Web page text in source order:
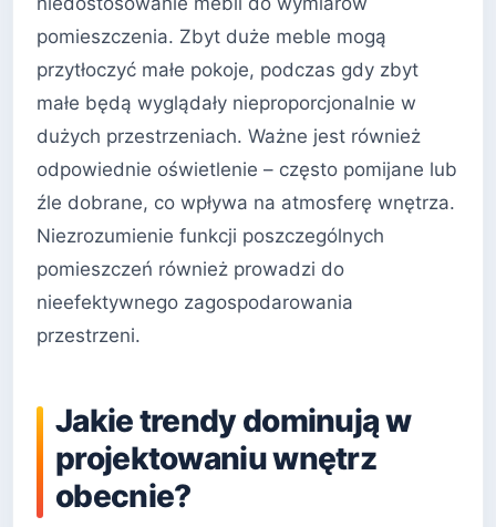
pomieszczenia. Zbyt duże meble mogą
przytłoczyć małe pokoje, podczas gdy zbyt
małe będą wyglądały nieproporcjonalnie w
dużych przestrzeniach. Ważne jest również
odpowiednie oświetlenie – często pomijane lub
źle dobrane, co wpływa na atmosferę wnętrza.
Niezrozumienie funkcji poszczególnych
pomieszczeń również prowadzi do
nieefektywnego zagospodarowania
przestrzeni.
Jakie trendy dominują w
projektowaniu wnętrz
obecnie?